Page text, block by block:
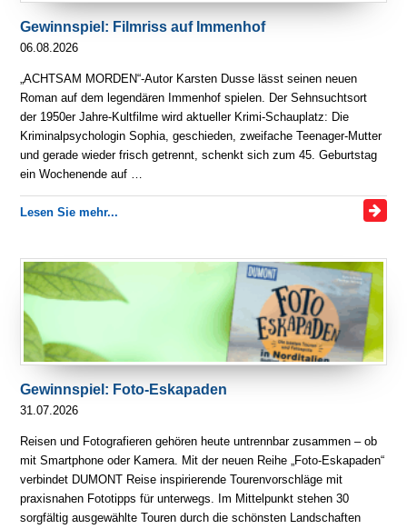
Gewinnspiel: Filmriss auf Immenhof
06.08.2026
„ACHTSAM MORDEN“-Autor Karsten Dusse lässt seinen neuen
Roman auf dem legendären Immenhof spielen. Der Sehnsuchtsort
der 1950er Jahre-Kultfilme wird aktueller Krimi-Schauplatz: Die
Kriminalpsychologin Sophia, geschieden, zweifache Teenager-Mutter
und gerade wieder frisch getrennt, schenkt sich zum 45. Geburtstag
ein Wochenende auf …
Lesen Sie mehr...
Gewinnspiel: Foto-Eskapaden
31.07.2026
Reisen und Fotografieren gehören heute untrennbar zusammen – ob
mit Smartphone oder Kamera. Mit der neuen Reihe „Foto-Eskapaden“
verbindet DUMONT Reise inspirierende Tourenvorschläge mit
praxisnahen Fototipps für unterwegs. Im Mittelpunkt stehen 30
sorgfältig ausgewählte Touren durch die schönsten Landschaften